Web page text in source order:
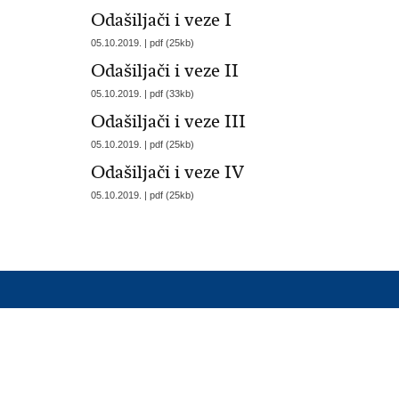
Odašiljači i veze I
05.10.2019. | pdf (25kb)
Odašiljači i veze II
05.10.2019. | pdf (33kb)
Odašiljači i veze III
05.10.2019. | pdf (25kb)
Odašiljači i veze IV
05.10.2019. | pdf (25kb)